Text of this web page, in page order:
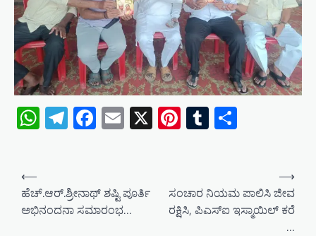
WhatsApp
Telegram
Facebook
Email
X Pinterest
Tumblr
⟵
ಹೆಚ್.ಆರ್.ಶ್ರೀನಾಥ್ ಶಷ್ಟಿ ಪೂರ್ತಿ
ಅಭಿನಂದನಾ ಸಮಾರಂಭ…
ಸಂಚಾರ ನಿಯಮ ಪಾಲಿಸಿ ಜೀವ
ರಕ್ಷಿಸಿ, ಪಿಎಸ್ಐ ಇಸ್ಮಾಯಿಲ್ ಕರೆ
…
⟶